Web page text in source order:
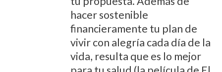
hacer sostenible
financieramente tu plan de
vivir con alegría cada día de la
vida, resulta que es lo mejor